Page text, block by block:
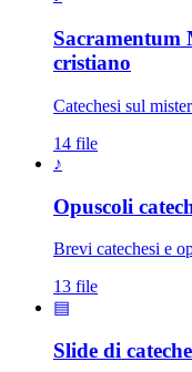
cristiano
Catechesi sul
14 file
♪
Opuscoli
Brevi catechesi e
13 file
▤
Slide di